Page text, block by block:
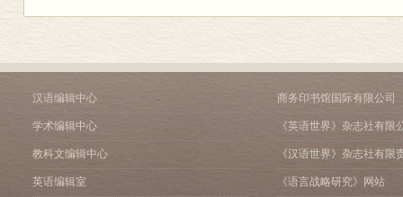
汉语编辑中心
学术编辑中心
教科文编辑中心
英语编辑室
商务印书馆国际有限公司
《英语世界》杂志社有限
《汉语世界》杂志社有限
《语言战略研究》网站